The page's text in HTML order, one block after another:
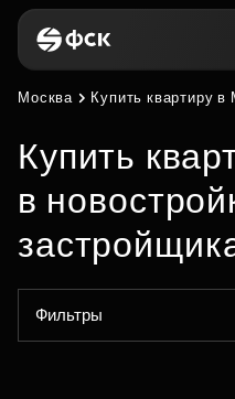
Москва Купить квартиру
Купить
в
Фильтры